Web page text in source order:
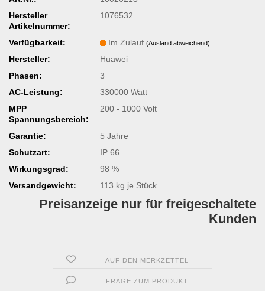
Hersteller
Artikelnummer:
1076532
Verfügbarkeit: Im Zulauf (Ausland abweichend)
Hersteller:
Huawei
Phasen:
3
AC-Leistung:
330000 Watt
MPP
Spannungsbereich:
200 - 1000 Volt
Garantie:
5 Jahre
Schutzart:
IP 66
Wirkungsgrad:
98 %
Versandgewicht:
113 kg je Stück
Preisanzeige nur für freigeschaltete
Kunden
AUF DEN MERKZETTEL
FRAGE ZUM PRODUKT